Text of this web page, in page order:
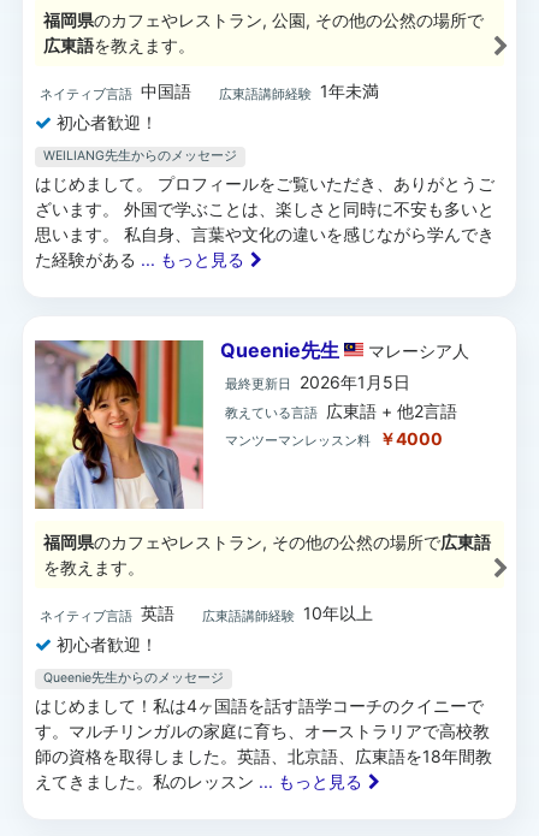
福岡県のカフェやレストラン, 公園, その他の公然の場所で
広東語を教えます。
ネイティブ言語 中国語 広東語講師経験 1年未満
初心者歓迎！
WEILIANG先生からのメッセージ
はじめまして。 プロフィールをご覧いただき、ありがとうご
ざいます。 外国で学ぶことは、楽しさと同時に不安も多いと
思います。 私自身、言葉や文化の違いを感じながら学んでき
た経験がある ... もっと見る
Queenie先生 マレーシア 人
最終更新日 2026年1月5日
教えている言語 広東語 + 他2言語
マンツーマンレッスン料 ￥4000
福岡県のカフェやレストラン, その他の公然の場所で広東語
を教えます。
ネイティブ言語 英語 広東語講師経験 10年以上
初心者歓迎！
Queenie先生からのメッセージ
はじめまして！私は4ヶ国語を話す語学コーチのクイニーで
す。マルチリンガルの家庭に育ち、オーストラリアで高校教
師の資格を取得しました。英語、北京語、広東語を18年間教
えてきました。私のレッスン ... もっと見る